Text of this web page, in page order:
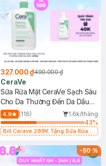
327.000 ₫490.000 ₫
CeraVe
Sữa Rửa Mặt CeraVe Sạch Sâu
Cho Da Thường Đến Da Dầu
473ml
4.9 (116)
1.6k/tháng
43%
Bill Cerave 299K Tặng Sữa Rửa
-50%